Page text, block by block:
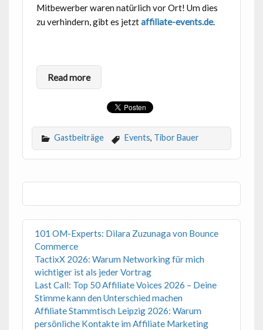
Mitbewerber waren natürlich vor Ort! Um dies
zu verhindern, gibt es jetztaffiliate-events.de.
Read more
Gastbeiträge Events, Tibor Bauer
101 OM-Experts: Dilara Zuzunaga von Bounce
Commerce
TactixX 2026: Warum Networking für mich
wichtiger ist als jeder Vortrag
Last Call: Top 50 Affiliate Voices 2026 – Deine
Stimme kann den Unterschied machen
Affiliate Stammtisch Leipzig 2026: Warum
persönliche Kontakte im Affiliate Marketing